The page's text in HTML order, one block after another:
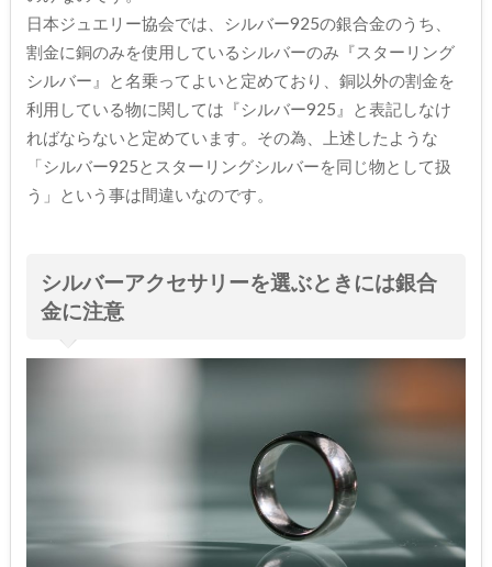
日本ジュエリー協会では、シルバー925の銀合金のうち、
割金に銅のみを使用しているシルバーのみ『スターリング
シルバー』と名乗ってよいと定めており、銅以外の割金を
利用している物に関しては『シルバー925』と表記しなけ
ればならないと定めています。その為、上述したような
「シルバー925とスターリングシルバーを同じ物として扱
う」という事は間違いなのです。
シルバーアクセサリーを選ぶときには銀合
金に注意